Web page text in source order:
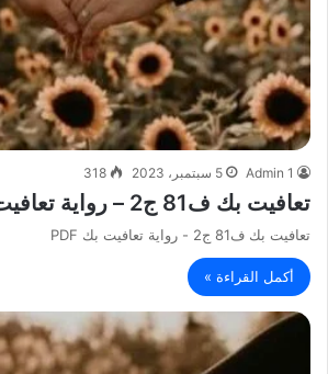
Admin 1 5 سبتمبر، 2023 318
تعافيت بك ف81 ج2 – رواية تعافيت بك PDF
تعافيت بك ف81 ج2 - رواية تعافيت بك PDF
أكمل القراءة »